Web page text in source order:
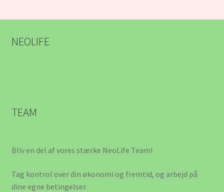
Om oss
NEOLIFE
TEAM
Bliv en del af vores stærke NeoLife Team!
Tag kontrol over din økonomi og fremtid, og arbejd på
dine egne betingelser.